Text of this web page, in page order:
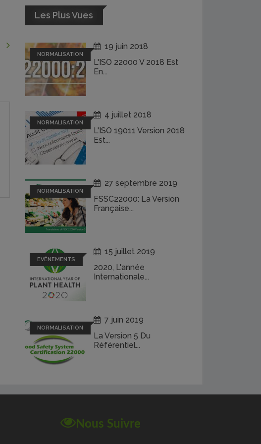
Les Plus Vues
NORMALISATION
19 juin 2018
L'ISO 22000 V 2018 Est
En...
NORMALISATION
4 juillet 2018
L'ISO 19011 Version 2018
Est...
NORMALISATION
27 septembre 2019
FSSC22000: La Version
Française...
EVÉNEMENTS
15 juillet 2019
2020, L'année
Internationale...
NORMALISATION
7 juin 2019
La Version 5 Du
Référentiel...
Nous Suivre